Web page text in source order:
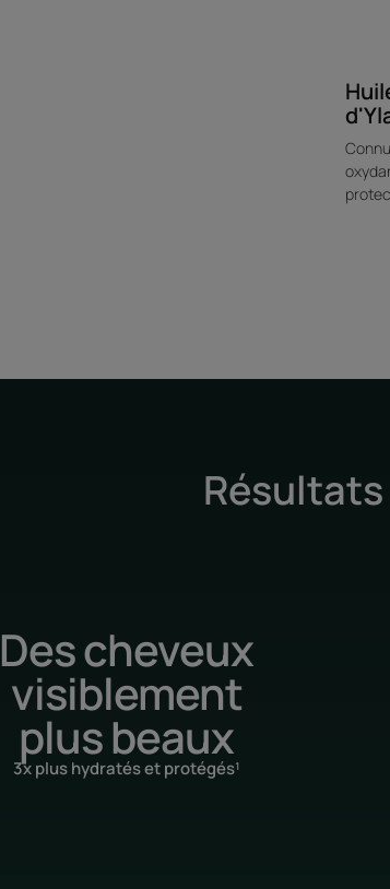
¹Demande de brevet déposée.
²64 % d'accord sur 76
Résultats
Des cheveux
visiblement
plus beaux
3x plus hydratés et protégés¹